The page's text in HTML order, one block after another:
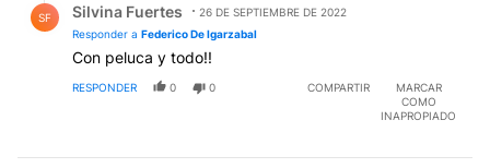
SF Silvina Fuertes
26 DE SEPTIEMBRE DE 2022
Responder a Federico De Igarzabal
Con peluca y todo!!
RESPONDER 0 0 COMPARTIR
MARCAR
COMO
INAPROPIADO